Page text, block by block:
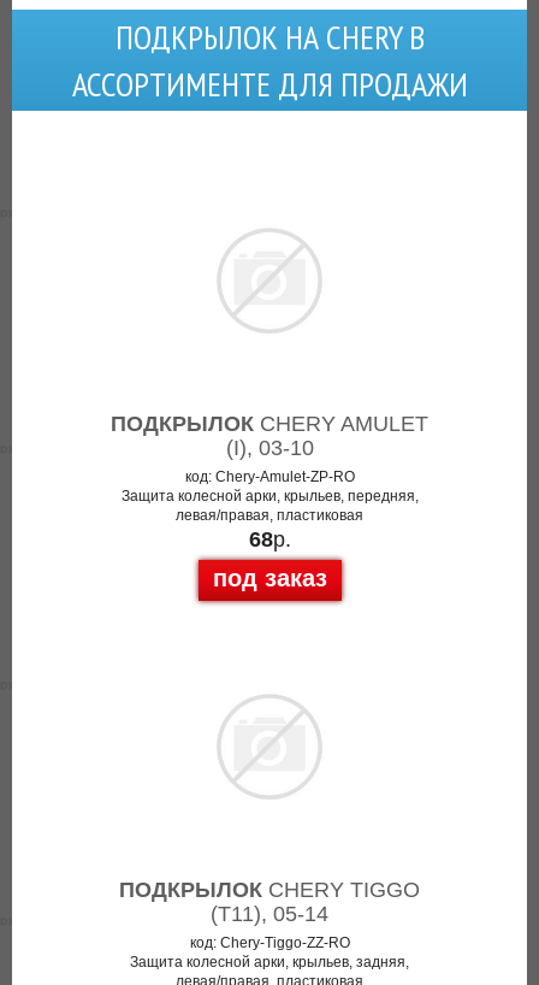
ПОДКРЫЛОК НА CHERY В
АССОРТИМЕНТЕ ДЛЯ ПРОДАЖИ
ПОДКРЫЛОК CHERY AMULET
(I), 03-10
код: Chery-Amulet-ZP-RO
Защита колесной арки, крыльев, передняя,
левая/правая, пластиковая
68р.
под заказ
ПОДКРЫЛОК CHERY TIGGO
(T11), 05-14
код: Chery-Tiggo-ZZ-RO
Защита колесной арки, крыльев, задняя,
левая/правая, пластиковая